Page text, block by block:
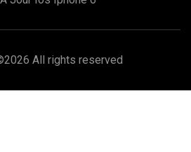
2026 All rights reserved